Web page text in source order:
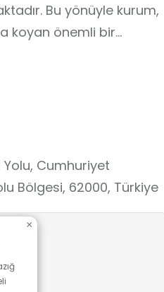
Bu yönüyle kurum,
koyan önemli bir
ve destek
eğitim sürecinde birey
toplumsal yaşam
etme, resmî bir
farkındalık geliştirme
Yolu, Cumhuriyet
Bölgesi, 62000, Türkiye
×